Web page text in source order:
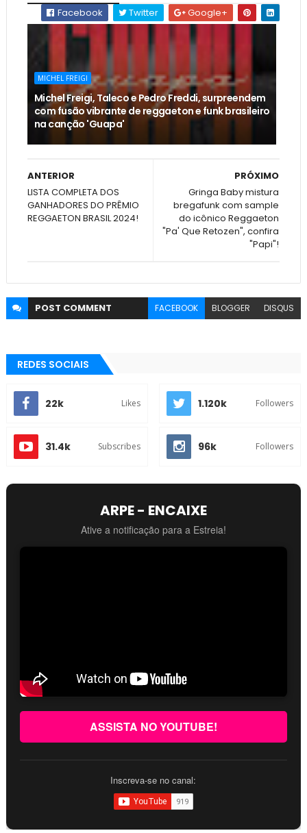
Facebook Twitter Google+
MICHEL FREIGI
Michel Freigi, Taleco e Pedro Freddi, surpreendem
com fusão vibrante de reggaeton e funk brasileiro
na canção 'Guapa'
PRÓXIMO
Gringa Baby mistura
bregafunk com sample
do icônico Reggaeton
"Pa' Que Retozen", confira
"Papi"!
ANTERIOR
LISTA COMPLETA DOS
GANHADORES DO PRÊMIO
REGGAETON BRASIL 2024!
POST COMMENT FACEBOOK BLOGGER DISQUS
REDES SOCIAIS
22k Likes 1.120k Followers
31.4k Subscribes 96k Followers
ARPE - ENCAIXE
Ative a notificação para a Estreia!
ASSISTA NO YOUTUBE!
Inscreva-se no canal: